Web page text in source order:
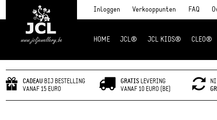
Inloggen Verkooppunten FAQ
HOME JCL® JCL KIDS® CLEO®
CADEAU BIJ BESTELLING
VANAF 15 EURO
GRATISLEVERING
VANAF 10 EURO (BE)